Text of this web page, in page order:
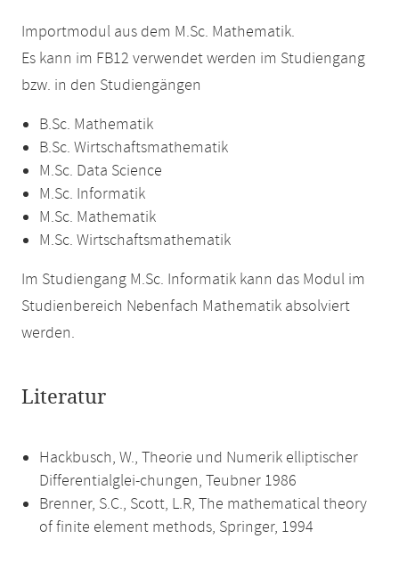
Importmodul aus dem M.Sc. Mathematik.
Es kann im FB12 verwendet werden im Studiengang
bzw. in den Studiengängen
B.Sc. Mathematik
B.Sc. Wirtschaftsmathematik
M.Sc. Data Science
M.Sc. Informatik
M.Sc. Mathematik
M.Sc. Wirtschaftsmathematik
Im Studiengang M.Sc. Informatik kann das Modul im
Studienbereich Nebenfach Mathematik absolviert
werden.
Literatur
Hackbusch, W., Theorie und Numerik elliptischer
Differentialglei-chungen, Teubner 1986
Brenner, S.C., Scott, L.R, The mathematical theory
of finite element methods, Springer, 1994